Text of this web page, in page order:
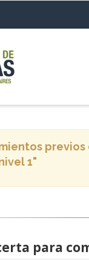
1"
para